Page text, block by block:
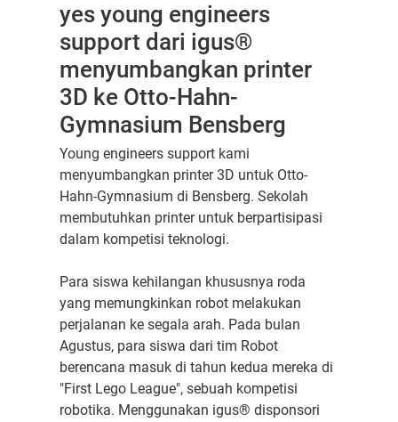
yes young engineers
support dari igus®
menyumbangkan printer
3D ke Otto-Hahn-
Gymnasium Bensberg
Young engineers support kami
menyumbangkan printer 3D untuk Otto-
Hahn-Gymnasium di Bensberg. Sekolah
membutuhkan printer untuk berpartisipasi
dalam kompetisi teknologi.
Para siswa kehilangan khususnya roda
yang memungkinkan robot melakukan
perjalanan ke segala arah. Pada bulan
Agustus, para siswa dari tim Robot
berencana masuk di tahun kedua mereka di
"First Lego League", sebuah kompetisi
robotika. Menggunakan igus® disponsori